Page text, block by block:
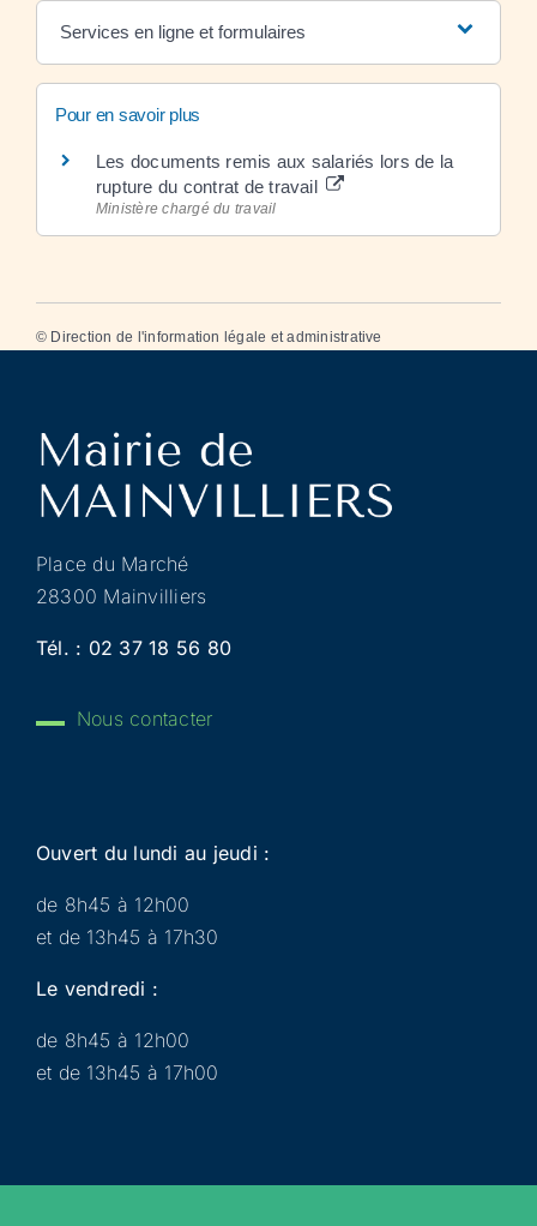
Services en ligne et formulaires
Pour en savoir plus
Les documents remis aux salariés lors de la
rupture du contrat de travail
Ministère chargé du travail
© Direction de l'information légale et administrative
Place du Marché
28300 Mainvilliers
Tél. : 02 37 18 56 80
Nous contacter
Ouvert du lundi au jeudi :
de 8h45 à 12h00
et de 13h45 à 17h30
Le vendredi :
de 8h45 à 12h00
et de 13h45 à 17h00